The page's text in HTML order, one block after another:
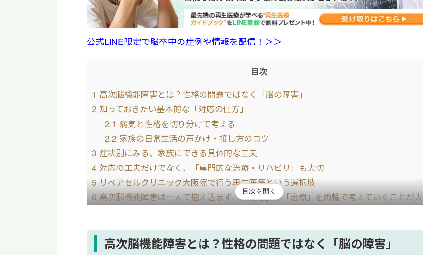
公式LINE限定で脳卒中の症例や情報を配信！＞＞
目次
1 高次脳機能障害とは？性格の問題ではなく「脳の障害」
2 知っておきたい基本的な「対応の仕方」
2.1 病気と性格を切り分けて考える
2.2 家族の日常生活の声かけ・接し方のコツ
3 症状別にみる、家族にできる具体的な工夫
4 対応の工夫だけでなく、「専門的な治療・リハビリ」も大切
5リペアセルクリニック大阪院で行う再生医療という選択肢
6高次脳機能障害は一人で抱え込まず、「対応」と「治療」を両輪で考えていくことが大
目次を開く
高次脳機能障害とは？性格の問題ではなく「脳の障害」